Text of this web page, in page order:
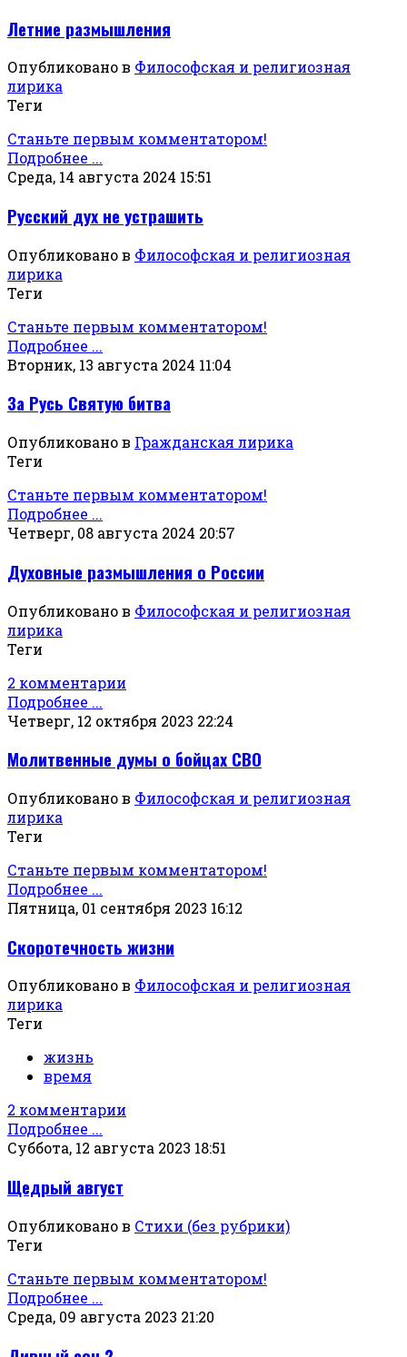
Летние размышления
Опубликовано в Философская и религиозная
лирика
Теги
Станьте первым комментатором!
Подробнее ...
Среда, 14 августа 2024 15:51
Русский дух не устрашить
Опубликовано в Философская и религиозная
лирика
Теги
Станьте первым комментатором!
Подробнее ...
Вторник, 13 августа 2024 11:04
За Русь Святую битва
Опубликовано в Гражданская лирика
Теги
Станьте первым комментатором!
Подробнее ...
Четверг, 08 августа 2024 20:57
Духовные размышления о России
Опубликовано в Философская и религиозная
лирика
Теги
2 комментарии
Подробнее ...
Четверг, 12 октября 2023 22:24
Молитвенные думы о бойцах СВО
Опубликовано в Философская и религиозная
лирика
Теги
Станьте первым комментатором!
Подробнее ...
Пятница, 01 сентября 2023 16:12
Скоротечность жизни
Опубликовано в Философская и религиозная
лирика
Теги
жизнь
время
2 комментарии
Подробнее ...
Суббота, 12 августа 2023 18:51
Щедрый август
Опубликовано в Стихи (без рубрики)
Теги
Станьте первым комментатором!
Подробнее ...
Среда, 09 августа 2023 21:20